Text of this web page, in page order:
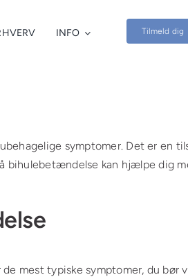
INFO Tilmeld dig
symptomer. Det er en
bihulebetændelse kan hjælpe dig
mest typiske symptomer, du bør